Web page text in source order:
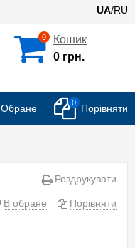
UA/RU
0
Кошик
0 грн.
Обране 0 Порівняти
Роздрукувати
В обране Порівняти